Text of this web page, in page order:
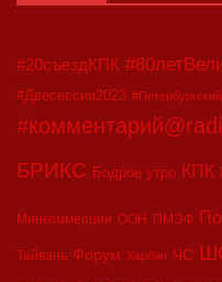
#20съездКПК
#Двесессии2023
БРИКС Бодрое утро КПК
Минкоммерции ООН ПМЭФ
Тайвань Форум Харбин ЧС